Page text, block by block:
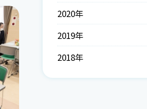
2020年
2019年
2018年